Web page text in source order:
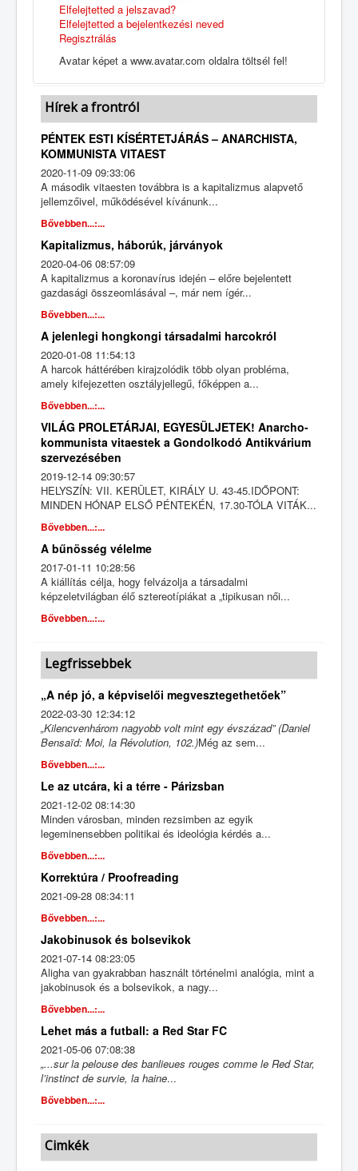
Elfelejtetted a jelszavad?
Elfelejtetted a bejelentkezési neved
Regisztrálás
Avatar képet a www.avatar.com oldalra töltsél fel!
Hírek a frontról
PÉNTEK ESTI KÍSÉRTETJÁRÁS – ANARCHISTA,
KOMMUNISTA VITAEST
2020-11-09 09:33:06
A második vitaesten továbbra is a kapitalizmus alapvető
jellemzőivel, működésével kívánunk...
Bővebben...:...
Kapitalizmus, háborúk, járványok
2020-04-06 08:57:09
A kapitalizmus a koronavírus idején – előre bejelentett
gazdasági összeomlásával –, már nem ígér...
Bővebben...:...
A jelenlegi hongkongi társadalmi harcokról
2020-01-08 11:54:13
A harcok háttérében kirajzolódik több olyan probléma,
amely kifejezetten osztályjellegű, főképpen a...
Bővebben...:...
VILÁG PROLETÁRJAI, EGYESÜLJETEK! Anarcho-
kommunista vitaestek a Gondolkodó Antikvárium
szervezésében
2019-12-14 09:30:57
HELYSZÍN: VII. KERÜLET, KIRÁLY U. 43-45.IDŐPONT:
MINDEN HÓNAP ELSŐ PÉNTEKÉN, 17.30-TÓLA VITÁK...
Bővebben...:...
A bűnösség vélelme
2017-01-11 10:28:56
A kiállítás célja, hogy felvázolja a társadalmi
képzeletvilágban élő sztereotípiákat a „tipikusan női...
Bővebben...:...
Legfrissebbek
„A nép jó, a képviselői megvesztegethetőek”
2022-03-30 12:34:12
„Kilencvenhárom nagyobb volt mint egy évszázad” (Daniel
Bensaïd: Moi, la Révolution, 102.)Még az sem...
Bővebben...:...
Le az utcára, ki a térre - Párizsban
2021-12-02 08:14:30
Minden városban, minden rezsimben az egyik
legeminensebben politikai és ideológia kérdés a...
Bővebben...:...
Korrektúra / Proofreading
2021-09-28 08:34:11
Bővebben...:...
Jakobinusok és bolsevikok
2021-07-14 08:23:05
Aligha van gyakrabban használt történelmi analógia, mint a
jakobinusok és a bolsevikok, a nagy...
Bővebben...:...
Lehet más a futball: a Red Star FC
2021-05-06 07:08:38
„...sur la pelouse des banlieues rouges comme le Red Star,
l’instinct de survie, la haine...
Bővebben...:...
Cimkék